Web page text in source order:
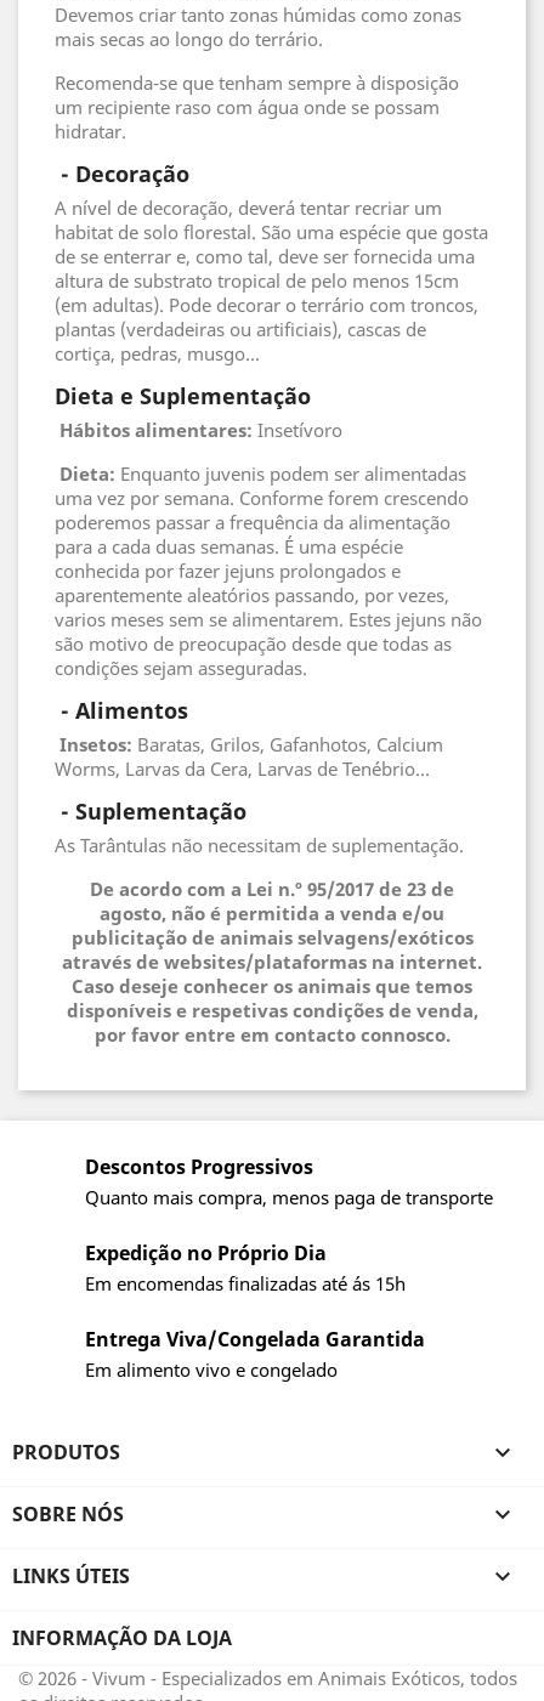
Devemos criar tanto zonas húmidas como zonas
mais secas ao longo do terrário.
Recomenda-se que tenham sempre à disposição
um recipiente raso com água onde se possam
hidratar.
- Decoração
A nível de decoração, deverá tentar recriar um
habitat de solo florestal. São uma espécie que gosta
de se enterrar e, como tal, deve ser fornecida uma
altura de substrato tropical de pelo menos 15cm
(em adultas). Pode decorar o terrário com troncos,
plantas (verdadeiras ou artificiais), cascas de
cortiça, pedras, musgo...
Dieta e Suplementação
Hábitos alimentares: Insetívoro
Dieta: Enquanto juvenis podem ser alimentadas
uma vez por semana. Conforme forem crescendo
poderemos passar a frequência da alimentação
para a cada duas semanas. É uma espécie
conhecida por fazer jejuns prolongados e
aparentemente aleatórios passando, por vezes,
varios meses sem se alimentarem. Estes jejuns não
são motivo de preocupação desde que todas as
condições sejam asseguradas.
- Alimentos
Insetos: Baratas, Grilos, Gafanhotos, Calcium
Worms, Larvas da Cera, Larvas de Tenébrio...
- Suplementação
As Tarântulas não necessitam de suplementação.
De acordo com a Lei n.º 95/2017 de 23 de
agosto, não é permitida a venda e/ou
publicitação de animais selvagens/exóticos
através de websites/plataformas na internet.
Caso deseje conhecer os animais que temos
disponíveis e respetivas condições de venda,
por favor entre em contacto connosco.
Descontos Progressivos
Quanto mais compra, menos paga de transporte
Expedição no Próprio Dia
Em encomendas finalizadas até ás 15h
Entrega Viva/Congelada Garantida
Em alimento vivo e congelado
PRODUTOS 
SOBRE NÓS 
LINKS ÚTEIS 
INFORMAÇÃO DA LOJA
© 2026 - Vivum - Especializados em Animais Exóticos, todos